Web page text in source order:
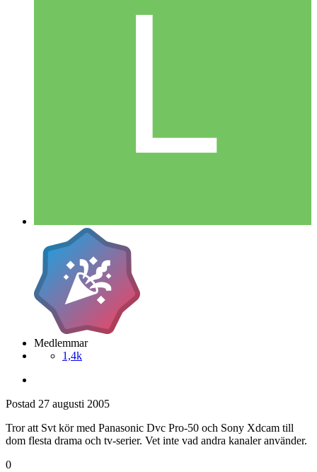
Medlemmar
1,4k
Postad 27 augusti 2005
Tror att Svt kör med Panasonic Dvc Pro-50 och Sony Xdcam till
dom flesta drama och tv-serier. Vet inte vad andra kanaler använder.
0